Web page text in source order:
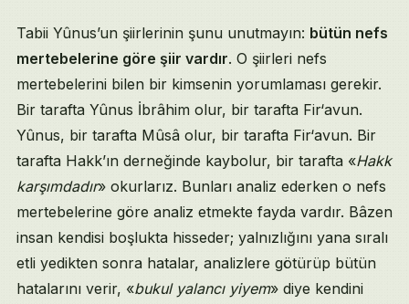
Tabii Yûnus’un şiirlerinin şunu unutmayın: bütün nefs
mertebelerine göre şiir vardır. O şiirleri nefs
mertebelerini bilen bir kimsenin yorumlaması gerekir.
Bir tarafta Yûnus İbrâhim olur, bir tarafta Fir‘avun.
Yûnus, bir tarafta Mûsâ olur, bir tarafta Fir‘avun. Bir
tarafta Hakk’ın derneğinde kaybolur, bir tarafta «Hakk
karşımdadır» okurlarız. Bunları analiz ederken o nefs
mertebelerine göre analiz etmekte fayda vardır. Bâzen
insan kendisi boşlukta hisseder; yalnızlığını yana sıralı
etli yedikten sonra hatalar, analizlere götürüp bütün
hatalarını verir, «bukul yalancı yiyem» diye kendini